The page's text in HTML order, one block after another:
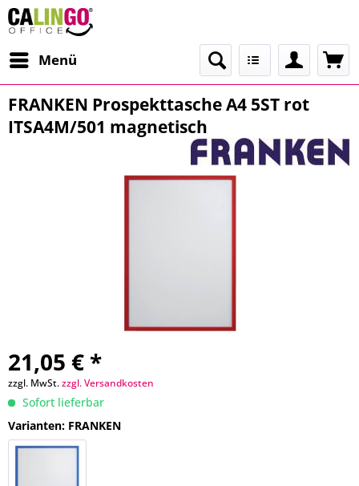
Menü
FRANKEN Prospekttasche A4 5ST rot
ITSA4M/501 magnetisch
21,05 € *
zzgl. MwSt.zzgl. Versandkosten
Sofort lieferbar
Varianten: FRANKEN